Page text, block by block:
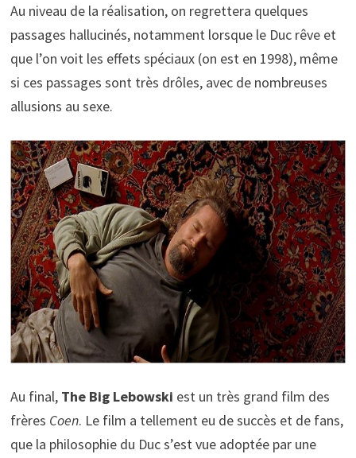
Au niveau de la réalisation, on regrettera quelques
passages hallucinés, notamment lorsque le Duc rêve et
que l’on voit les effets spéciaux (on est en 1998), même
si ces passages sont très drôles, avec de nombreuses
allusions au sexe.
Au final, The Big Lebowski est un très grand film des
frères Coen. Le film a tellement eu de succès et de fans,
que la philosophie du Duc s’est vue adoptée par une